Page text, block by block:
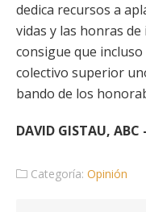
dedica recursos a
vidas y las honras
consigue que
colectivo superior
bando de los
DAVID GISTAU,
Categoría: Opinión